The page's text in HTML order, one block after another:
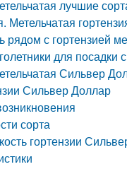
лучшие
Метельчатая
рядом с гортензией
для посадки
Сильвер
Сильвер Доллар
сорта
гортензии